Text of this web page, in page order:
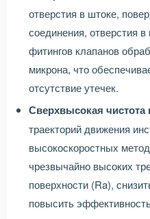
отверстия в штоке,
соединения, отверстия
фитингов клапанов
микрона, что
отсутствие утечек.
Сверхвысокая чистота
траекторий движения
высокоскоростных
чрезвычайно высоких
поверхности (Ra),
повысить